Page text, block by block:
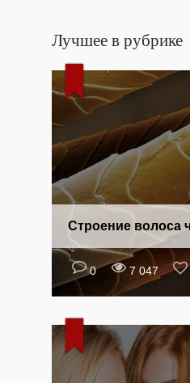
Лучшее в рубрике
0 7 047
Строение волоса